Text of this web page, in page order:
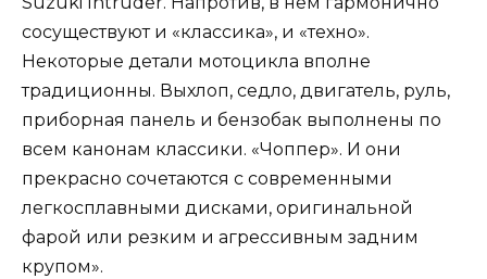
сосуществуют и «классика», и «техно».
Некоторые детали мотоцикла вполне
традиционны. Выхлоп, седло, двигатель, руль,
приборная панель и бензобак выполнены по
всем канонам классики. «Чоппер». И они
прекрасно сочетаются с современными
легкосплавными дисками, оригинальной
фарой или резким и агрессивным задним
крупом».